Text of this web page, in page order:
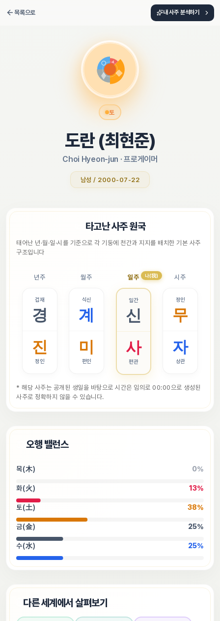
목록으로 내 사주 분석하기
토
도란 (최현준)
Choi Hyeon-jun · 프로게이머
남성 / 2000-07-22
타고난 사주 원국
태어난 년·월·일·시를 기준으로 각 기둥에 천간과 지지를 배치한 기본 사주
구조입니다
시주
정인
무
자
상관
일주
일간
신
사
편관
나(我)
월주
식신
계
미
편인
년주
겁재
경
진
정인
* 해당 사주는 공개된 생일을 바탕으로 시간은 임의로 00:00으로 생성된
사주로 정확하지 않을 수 있습니다.
오행 밸런스
목(木) 0%
화(火) 13%
토(土) 38%
금(金) 25%
수(水) 25%
다른 세계에서 살펴보기